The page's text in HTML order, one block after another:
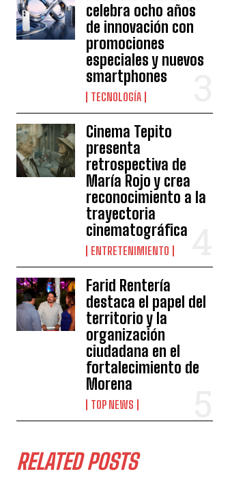
celebra ocho años
de innovación con
promociones
especiales y nuevos
smartphones
TECNOLOGÍA
Cinema Tepito
presenta
retrospectiva de
María Rojo y crea
reconocimiento a la
trayectoria
cinematográfica
ENTRETENIMIENTO
Farid Rentería
destaca el papel del
territorio y la
organización
ciudadana en el
fortalecimiento de
Morena
TOP NEWS
RELATED POSTS